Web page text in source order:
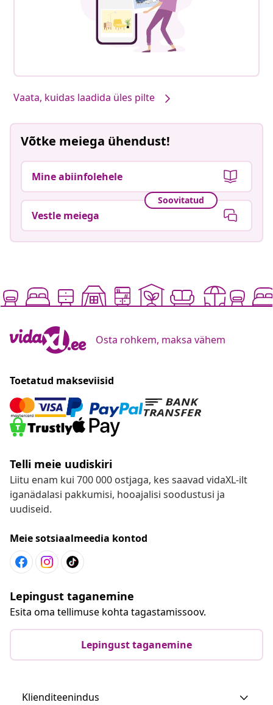
Vaata, kuidas laadida üles pilte
Võtke meiega ühendust!
Mine abiinfolehele
Soovitatud
Vestle meiega
Osta rohkem, maksa vähem
Toetatud makseviisid
Telli meie uudiskiri
Liitu enam kui 700 000 ostjaga, kes saavad vidaXL-ilt
iganädalasi pakkumisi, hooajalisi soodustusi ja
uudiseid.
Meie sotsiaalmeedia kontod
Lepingust taganemine
Esita oma tellimuse kohta tagastamissoov.
Lepingust taganemine
Klienditeenindus